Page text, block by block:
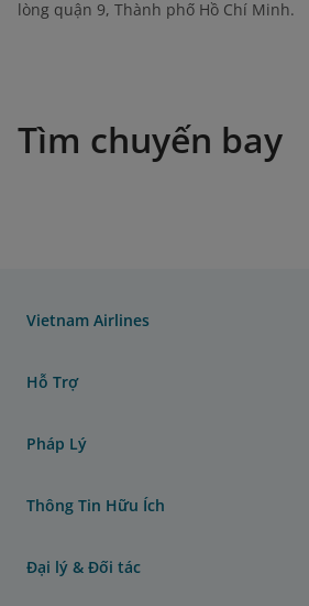
lòng quận 9, Thành phố Hồ Chí Minh.
Tìm chuyến bay
Vietnam Airlines
Hỗ Trợ
Pháp Lý
Thông Tin Hữu Ích
Đại lý & Đối tác